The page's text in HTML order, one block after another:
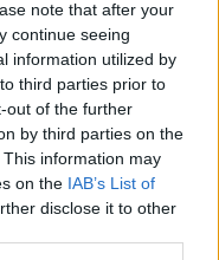
note that after your
continue seeing
information utilized by
third parties prior to
out of the further
by third parties on the
This information may
on the IAB’s List of
disclose it to other